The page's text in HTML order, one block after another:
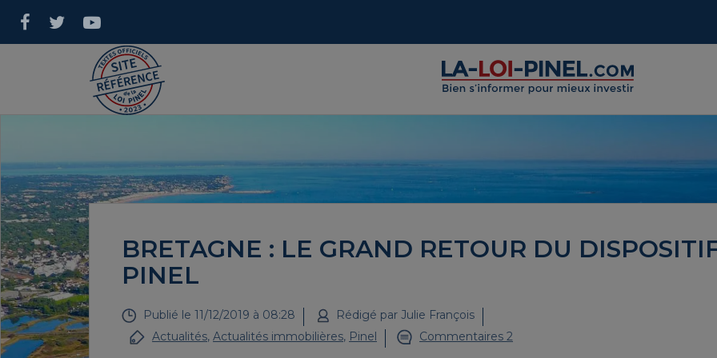
BRETAGNE : LE GRAND RETOUR DU
PINEL
Publié le 11/12/2019 à 08:28 Rédigé par Julie François
Actualités, Actualités immobilières, Pinel Commentaires 2